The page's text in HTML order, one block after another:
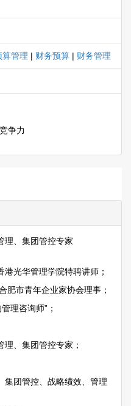
算管理 | 财务预算 | 财务管理
争力
理、集团管控专家
光华管理学院特聘讲师；
肥市青年企业家协会理事；
理咨询师”；
、集团管控专家；
集团管控、战略绩效、管理